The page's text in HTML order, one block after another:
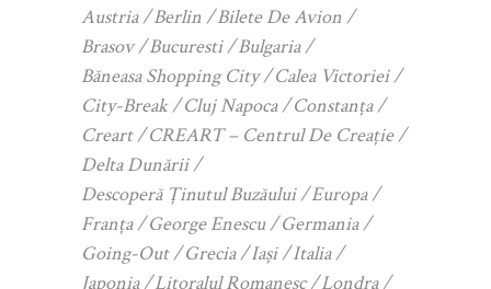
Austria Berlin
Bilete De Avion
Brasov
Bucuresti
Bulgaria
Băneasa Shopping City
Calea Victoriei
City-Break
Cluj Napoca
Constanța
Creart
CREART – Centrul De Creație
Delta Dunării
Descoperă Ținutul Buzăului
Europa
Franța
George Enescu
Germania
Going-Out
Grecia Iași
Italia
Japonia
Litoralul Romanesc
Londra